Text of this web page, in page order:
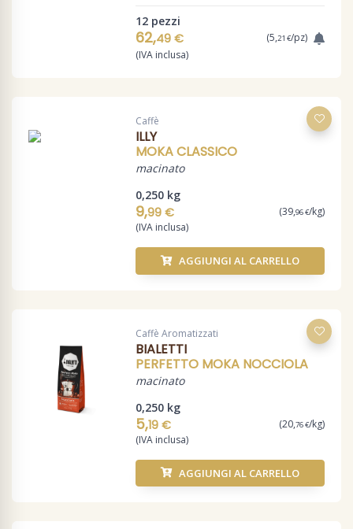
12 pezzi
62,49 € (5,21 €/pz)
(IVA inclusa)
Caffè
ILLY
MOKA CLASSICO
macinato
0,250 kg
9,99 € (39,96 €/kg)
(IVA inclusa)
AGGIUNGI AL CARRELLO
Caffè Aromatizzati
BIALETTI
PERFETTO MOKA NOCCIOLA
macinato
0,250 kg
5,19 € (20,76 €/kg)
(IVA inclusa)
AGGIUNGI AL CARRELLO